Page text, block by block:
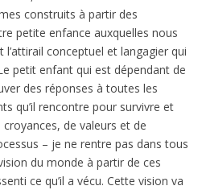
construits à partir des
petite enfance auxquelles nous
conceptuel et langagier qui
petit enfant qui est dépendant de
des réponses à toutes les
qu’il rencontre pour survivre et
de valeurs et de
– je ne rentre pas dans tous
du monde à partir de ces
ce qu’il a vécu. Cette vision va